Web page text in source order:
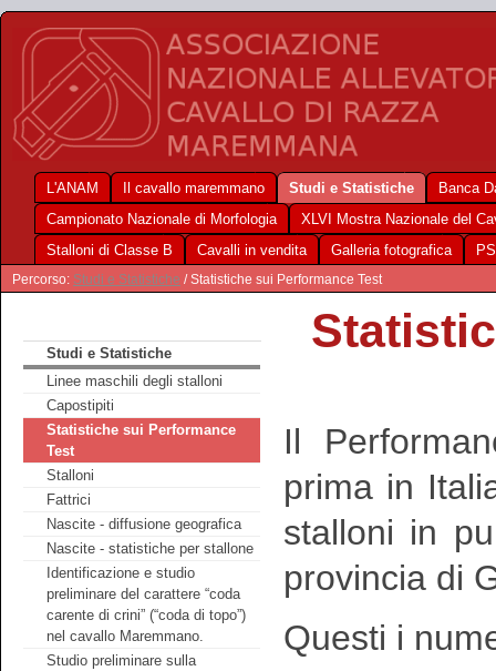
L'ANAM Il cavallo maremmano Studi e Statistiche
Banca
Campionato Nazionale di Morfologia
XLVI Mostra Nazionale del
Stalloni di Classe B
Cavalli in vendita Galleria fotografica
Percorso: Studi e Statistiche / Statistiche sui Performance Test
Studi e Statistiche
Linee maschili degli stalloni
Capostipiti
Statistiche sui Performance
Test
Stalloni
Fattrici
Nascite - diffusione geografica
Nascite - statistiche per stallone
Identificazione e studio
preliminare del carattere “coda
carente di crini” (“coda di topo”)
nel cavallo Maremmano.
Studio preliminare sulla
Il
prima in
stalloni in
provincia di
Questi i